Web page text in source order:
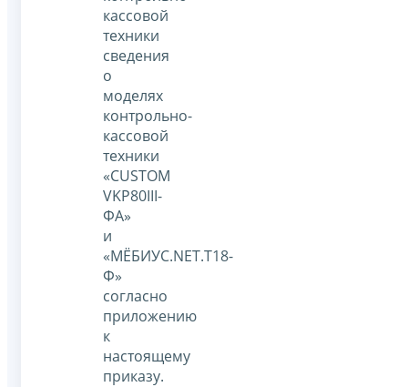
кассовой
техники
сведения
о
моделях
контрольно-
кассовой
техники
«CUSTOM
VKP80III-
ФА»
и
«МЁБИУС.NET.T18-
Ф»
согласно
приложению
к
настоящему
приказу.